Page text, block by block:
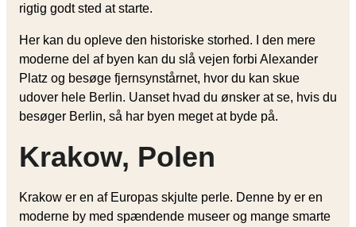
rigtig godt sted at starte.
Her kan du opleve den historiske storhed. I den mere
moderne del af byen kan du slå vejen forbi Alexander
Platz og besøge fjernsynstårnet, hvor du kan skue
udover hele Berlin. Uanset hvad du ønsker at se, hvis du
besøger Berlin, så har byen meget at byde på.
Krakow, Polen
Krakow er en af Europas skjulte perle. Denne by er en
moderne by med spændende museer og mange smarte